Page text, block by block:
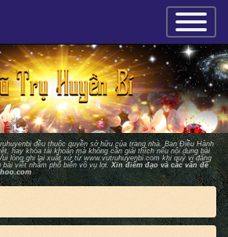
×
đều thuộc quyền sở hữu của trang nhà. Ban Ðiều Hành
hay khóa tài khoản mà không cần giải thích nếu nội dung bài
lòng ghi lại xuất xứ từwww.vutruhuyenbi.comkhi quý vị đăng
viết nhằm phổ biến vô vụ lợi. Xin điểm đạo và các vấn đề